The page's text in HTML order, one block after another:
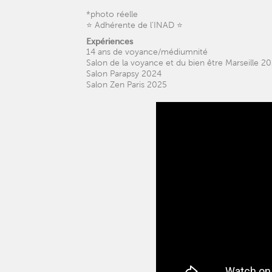
*photo réelle
⭐️ Adhérente de l'INAD ⭐️
Expériences
14 ans de voyance/médiumnité
Salon de la voyance et du bien être Marseille
Salon Parapsy 2024
Salon Zen Paris 2025